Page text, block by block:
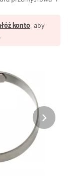
konto, aby